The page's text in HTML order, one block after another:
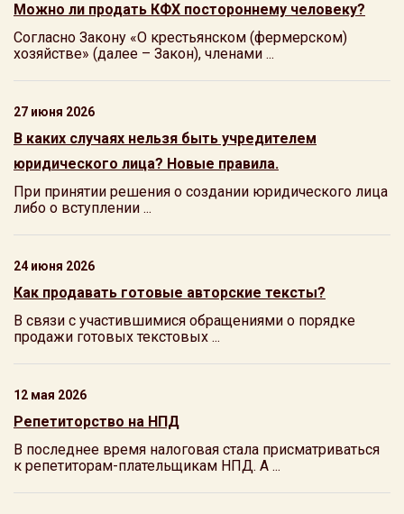
Можно ли продать КФХ постороннему человеку?
Согласно Закону «О крестьянском (фермерском)
хозяйстве» (далее – Закон), членами ...
27 июня 2026
В каких случаях нельзя быть учредителем
юридического лица? Новые правила.
При принятии решения о создании юридического лица
либо о вступлении ...
24 июня 2026
Как продавать готовые авторские тексты?
В связи с участившимися обращениями о порядке
продажи готовых текстовых ...
12 мая 2026
Репетиторство на НПД
В последнее время налоговая стала присматриваться
к репетиторам-плательщикам НПД. А ...